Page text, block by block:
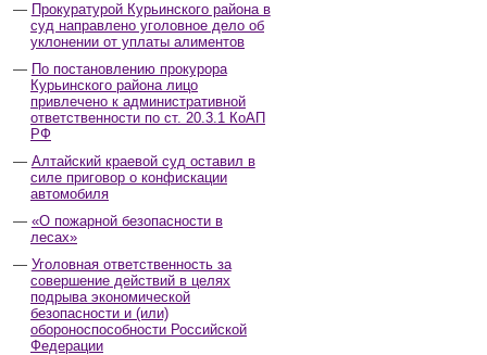
Прокуратурой Курьинского района в
суд направлено уголовное дело об
уклонении от уплаты алиментов
По постановлению прокурора
Курьинского района лицо
привлечено к административной
ответственности по ст. 20.3.1 КоАП
РФ
Алтайский краевой суд оставил в
силе приговор о конфискации
автомобиля
«О пожарной безопасности в
лесах»
Уголовная ответственность за
совершение действий в целях
подрыва экономической
безопасности и (или)
обороноспособности Российской
Федерации